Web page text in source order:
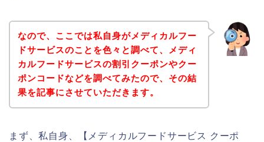
なので、ここでは私自身がメディカルフー
ドサービスのことを色々と調べて、メディ
カルフードサービスの割引クーポンやクー
ポンコードなどを調べてみたので、その結
果を記事にさせていただきます。
まず、私自身、【メディカルフードサービス クーポ